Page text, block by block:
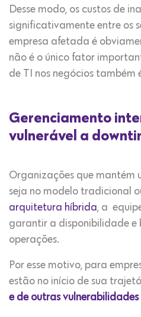
Desse modo, os custos de
significativamente entre os
empresa afetada é
não é o único fator
de TI nos negócios também
Gerenciamento
vulnerável a
Organizações que mantém
seja no modelo tradicional
arquitetura híbrida, a
garantir a disponibilidade e
operações.
Por esse motivo, para
estão no início de sua
e de outras vulnerabilidades